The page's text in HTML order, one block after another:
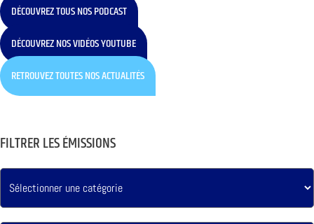
DÉCOUVREZ TOUS NOS PODCAST
DÉCOUVREZ NOS VIDÉOS YOUTUBE
RETROUVEZ TOUTES NOS ACTUALITÉS
FILTRER LES ÉMISSIONS